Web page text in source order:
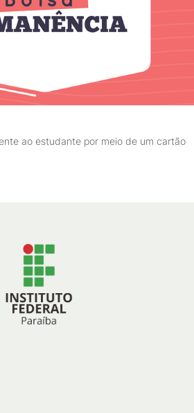
ao estudante por meio de um cartão